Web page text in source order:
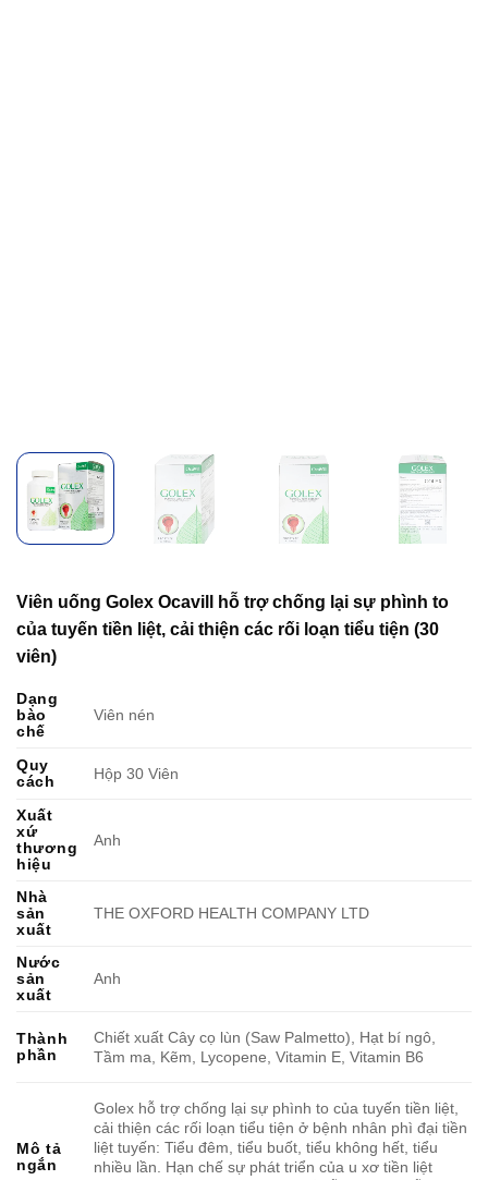
Viên uống Golex Ocavill hỗ trợ chống lại sự phình to
của tuyến tiền liệt, cải thiện các rối loạn tiểu tiện (30
viên)
Dạng
bào
chế
Viên nén
Quy
cách
Hộp 30 Viên
Xuất
xứ
thương
hiệu
Anh
Nhà
sản
xuất
THE OXFORD HEALTH COMPANY LTD
Nước
sản
xuất
Anh
Thành
phần
Chiết xuất Cây cọ lùn (Saw Palmetto), Hạt bí ngô,
Tầm ma, Kẽm, Lycopene, Vitamin E, Vitamin B6
Mô tả
ngắn
Golex hỗ trợ chống lại sự phình to của tuyến tiền liệt,
cải thiện các rối loạn tiểu tiện ở bệnh nhân phì đại tiền
liệt tuyến: Tiểu đêm, tiểu buốt, tiểu không hết, tiểu
nhiều lần. Hạn chế sự phát triển của u xơ tiền liệt